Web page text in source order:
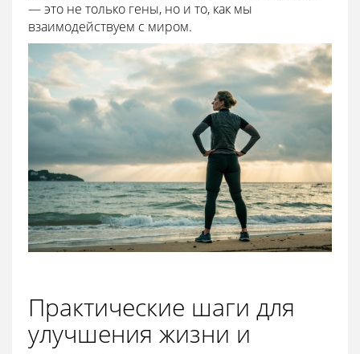
— это не только гены, но и то, как мы
взаимодействуем с миром.
Практические шаги для
улучшения жизни и